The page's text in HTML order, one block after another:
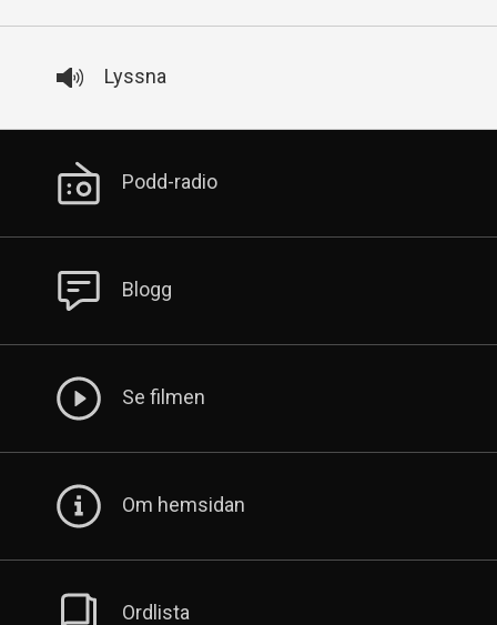
Lyssna
Sekundär
meny
Podd-radio
Blogg
Se filmen
Om hemsidan
Ordlista